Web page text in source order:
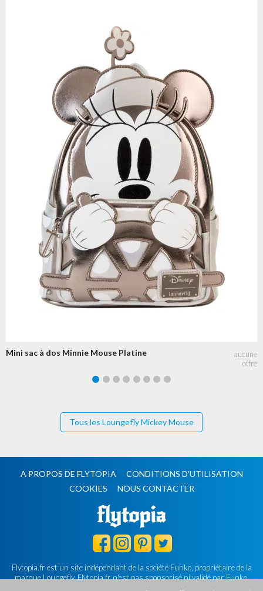
Mini sac à dos Minnie Mouse Platine
Tous les Loungefly Mickey Mouse
A PROPOS DE FLYTOPIA
CONDITIONS D'UTILISATION
COOKIES
NOUS CONTACTER
Flytopia.fr est un site indépendant de la société Funko, propriétaire de la
marque Loungefly.Flytopia.fr n'est pas sponsorisé ni validé par Funko.